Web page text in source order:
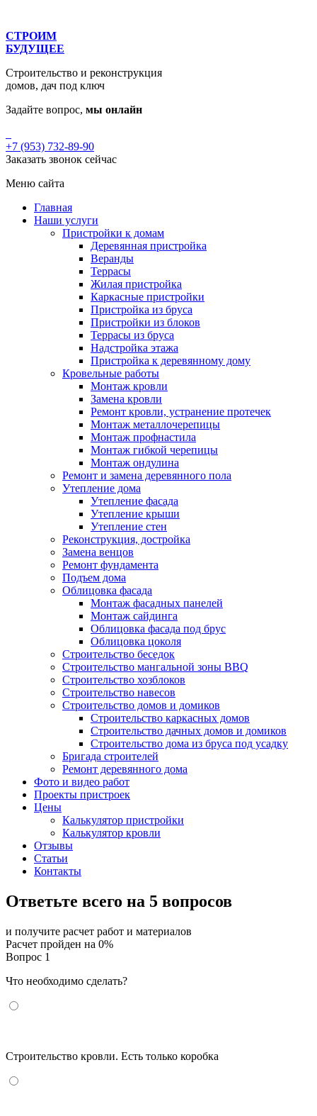
СТРОИМ
БУДУЩЕЕ
Строительство и реконструкция
домов, дач под ключ
Задайте вопрос, мы онлайн
+7 (953) 732-89-90
Заказать звонок сейчас
Меню сайта
Главная
Наши услуги
Пристройки к домам
Деревянная пристройка
Веранды
Террасы
Жилая пристройка
Каркасные пристройки
Пристройка из бруса
Пристройки из блоков
Террасы из бруса
Надстройка этажа
Пристройка к деревянному дому
Кровельные работы
Монтаж кровли
Замена кровли
Ремонт кровли, устранение протечек
Монтаж металлочерепицы
Монтаж профнастила
Монтаж гибкой черепицы
Монтаж ондулина
Ремонт и замена деревянного пола
Утепление дома
Утепление фасада
Утепление крыши
Утепление стен
Реконструкция, достройка
Замена венцов
Ремонт фундамента
Подъем дома
Облицовка фасада
Монтаж фасадных панелей
Монтаж сайдинга
Облицовка фасада под брус
Облицовка цоколя
Строительство беседок
Строительство мангальной зоны BBQ
Строительство хозблоков
Строительство навесов
Строительство домов и домиков
Строительство каркасных домов
Строительство дачных домов и домиков
Строительство дома из бруса под усадку
Бригада строителей
Ремонт деревянного дома
Фото и видео работ
Проекты пристроек
Цены
Калькулятор пристройки
Калькулятор кровли
Отзывы
Статьи
Контакты
Ответьте всего на 5 вопросов
и получите расчет работ и материалов
Расчет пройден на 0%
Вопрос 1
Что необходимо сделать?
Строительство кровли. Есть только коробка